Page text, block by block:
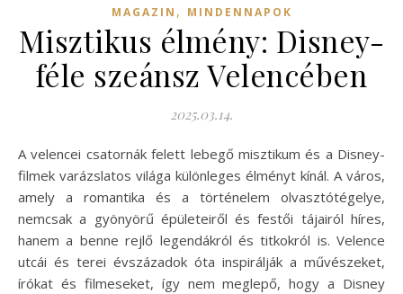
MAGAZIN , MINDENNAPOK
Misztikus élmény: Disney-
féle szeánsz Velencében
2025.03.14.
A velencei csatornák felett lebegő misztikum és a Disney-
filmek varázslatos világa különleges élményt kínál. A város,
amely a romantika és a történelem olvasztótégelye,
nemcsak a gyönyörű épületeiről és festői tájairól híres,
hanem a benne rejlő legendákról és titkokról is. Velence
utcái és terei évszázadok óta inspirálják a művészeket,
írókat és filmeseket, így nem meglepő, hogy a Disney